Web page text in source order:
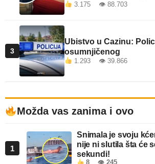
3.175 👁 88.703
3
Ubistvo u Cazinu:
osumnjičenog
1.293 👁 39.866
Možda vas zanima i ovo
1
Snimala je svoju
nije ni slutila šta će
sekundi!